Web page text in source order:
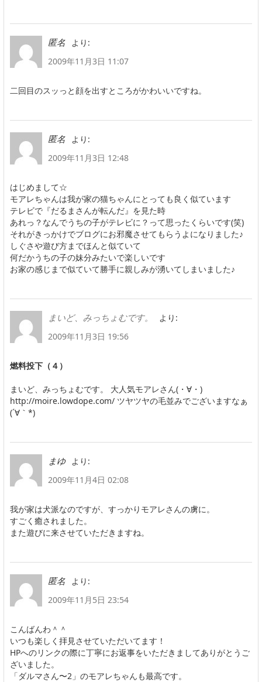
匿名
より:
2009年11月3日 11:07
二回目のスッっと顔を出すところがかわいいですね。
匿名
より:
2009年11月3日 12:48
はじめまして☆
モアレちゃんは我が家の猫ちゃんにとっても良く似ています
テレビで『だるまさんが転んだ』を見た時
あれっ？なんでうちの子がテレビに？って思ったくらいです(笑)
それがきっかけでブログにお邪魔させてもらうよになりました♪
しぐさや遊び方までほんと似ていて
何だかうちの子の妹分みたいで楽しいです
お家の感じまで似ていて勝手に親しみが湧いてしまいました♪
まいど、みっちょむです。
より:
2009年11月3日 19:56
燃料投下（４）
まいど、みっちょむです。 大人気モアレさん(・∀・)
http://moire.lowdope.com/ ツヤツヤの毛並みでございますなぁ
(´∀｀*)
まゆ
より:
2009年11月4日 02:08
我が家は犬派なのですが、すっかりモアレさんの虜に。
すごく癒されました。
また遊びに来させていただきますね。
匿名
より:
2009年11月5日 23:54
こんばんわ＾＾
いつも楽しく拝見させていただいてます！
HPへのリンクの際に丁寧にお返事をいただきましてありがとうご
ざいました。
「ダルマさん〜2」のモアレちゃんも最高です。